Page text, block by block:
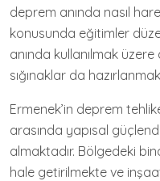
deprem anında nasıl
konusunda eğitimler
anında kullanılmak
sığınaklar da
Ermenek’in deprem
arasında yapısal
almaktadır. Bölgedeki
hale getirilmekte ve